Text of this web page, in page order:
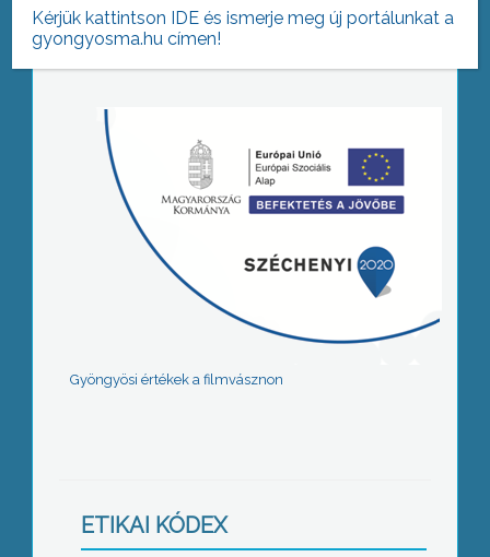
Tovább az archívumra
Gyöngyösi értékek a filmvásznon
ETIKAI KÓDEX
Kérjük kattintson IDE és ismerje meg új portálunkat a
gyongyosma.hu címen!